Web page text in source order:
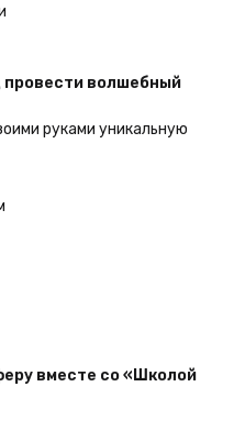
провести волшебный
руками уникальную
вместе со «Школой